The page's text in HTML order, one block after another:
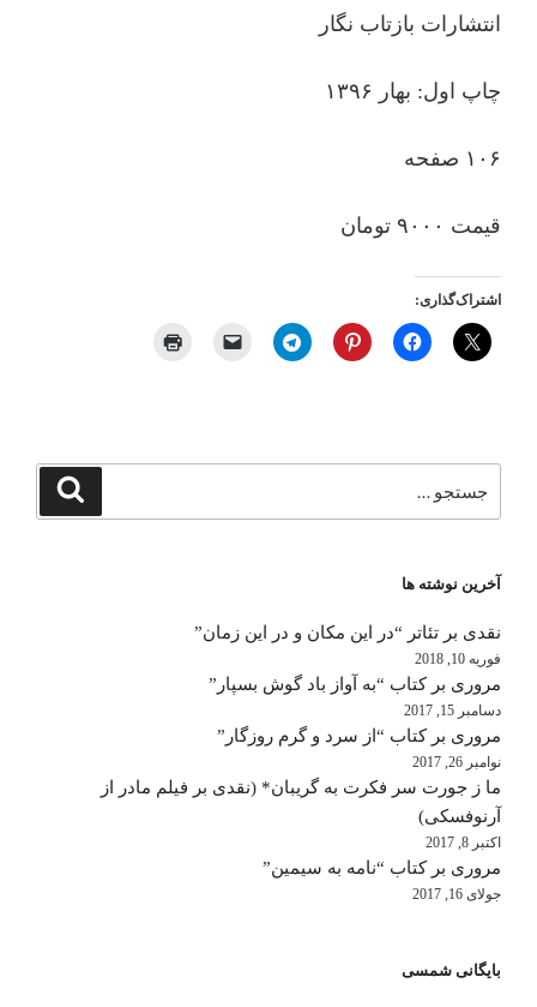
انتشارات بازتاب نگار
چاپ اول: بهار ۱۳۹۶
۱۰۶ صفحه
قیمت ۹۰۰۰ تومان
اشتراک‌گذاری:
برای
جستجو
آخرین نوشته ها
نقدی بر تئاتر “در این مکان و در این زمان”
فوریه 10, 2018
مروری بر کتاب “به آواز باد گوش بسپار”
دسامبر 15, 2017
مروری بر کتاب “از سرد و گرم روزگار”
نوامبر 26, 2017
ما ز جورت سر فکرت به گریبان* (نقدی بر فیلم مادر از
آرنوفسکی)
اکتبر 8, 2017
مروری بر کتاب “نامه به سیمین”
جولای 16, 2017
بایگانی شمسی